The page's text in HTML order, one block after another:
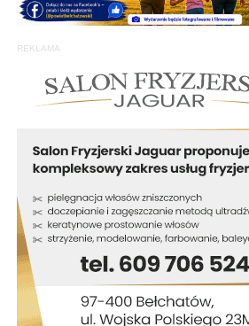
REKLAMA